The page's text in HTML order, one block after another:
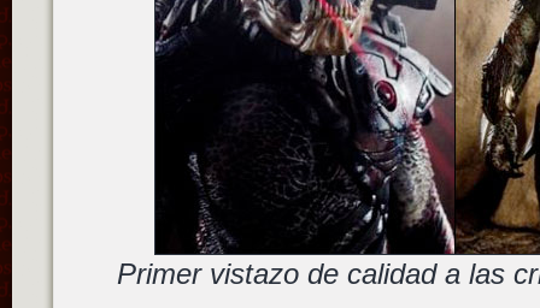
Primer vistazo de calidad a las